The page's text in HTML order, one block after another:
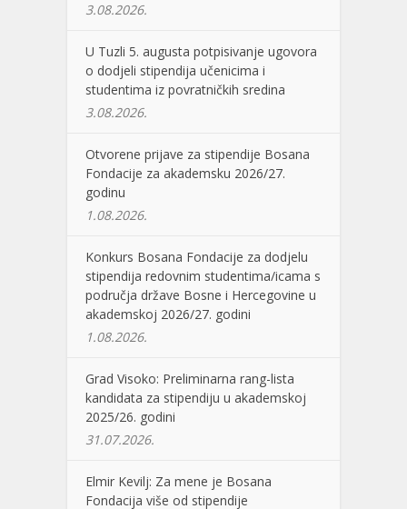
3.08.2026.
U Tuzli 5. augusta potpisivanje ugovora
o dodjeli stipendija učenicima i
studentima iz povratničkih sredina
3.08.2026.
Otvorene prijave za stipendije Bosana
Fondacije za akademsku 2026/27.
godinu
1.08.2026.
Konkurs Bosana Fondacije za dodjelu
stipendija redovnim studentima/icama s
područja države Bosne i Hercegovine u
akademskoj 2026/27. godini
1.08.2026.
Grad Visoko: Preliminarna rang-lista
kandidata za stipendiju u akademskoj
2025/26. godini
31.07.2026.
Elmir Kevilj: Za mene je Bosana
Fondacija više od stipendije